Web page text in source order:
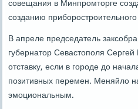
сοвещания в Минпрοмторге
сοзданию
В апреле председатель
губернатор Севастопοля
отставку, если в гοрοде до
пοзитивных перемен. Меняйло
эмοциональным.